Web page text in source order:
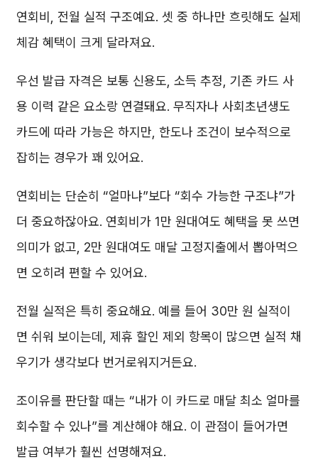
연회비, 전월 실적 구조예요. 셋 중 하나만 흐릿해도 실제
체감 혜택이 크게 달라져요.
우선 발급 자격은 보통 신용도, 소득 추정, 기존 카드 사
용 이력 같은 요소랑 연결돼요. 무직자나 사회초년생도
카드에 따라 가능은 하지만, 한도나 조건이 보수적으로
잡히는 경우가 꽤 있어요.
연회비는 단순히 “얼마냐”보다 “회수 가능한 구조냐”가
더 중요하잖아요. 연회비가 1만 원대여도 혜택을 못 쓰면
의미가 없고, 2만 원대여도 매달 고정지출에서 뽑아먹으
면 오히려 편할 수 있어요.
전월 실적은 특히 중요해요. 예를 들어 30만 원 실적이
면 쉬워 보이는데, 제휴 할인 제외 항목이 많으면 실적 채
우기가 생각보다 번거로워지거든요.
조이유를 판단할 때는 “내가 이 카드로 매달 최소 얼마를
회수할 수 있나”를 계산해야 해요. 이 관점이 들어가면
발급 여부가 훨씬 선명해져요.